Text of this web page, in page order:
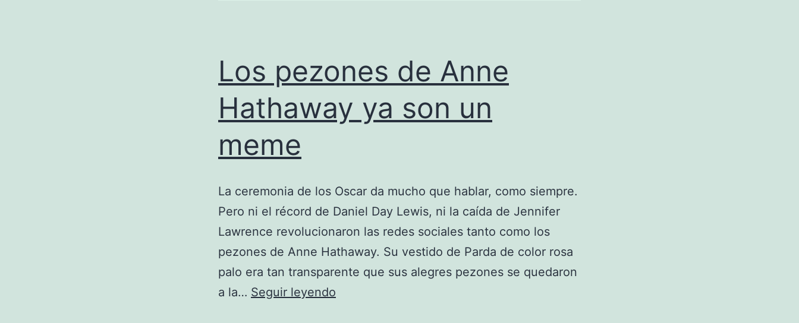
Los pezones de Anne
Hathaway ya son un
meme
La ceremonia de los Oscar da mucho que hablar, como siempre.
Pero ni el récord de Daniel Day Lewis, ni la caída de Jennifer
Lawrence revolucionaron las redes sociales tanto como los
pezones de Anne Hathaway. Su vestido de Parda de color rosa
palo era tan transparente que sus alegres pezones se quedaron
a la… Seguir leyendo